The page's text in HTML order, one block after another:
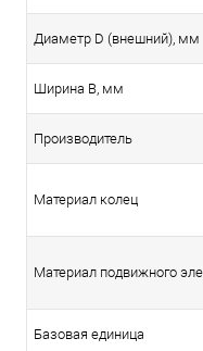
Диаметр D (внешний), мм
Ширина B, мм
Производитель
Материал колец
Материал подвижного
Базовая единица